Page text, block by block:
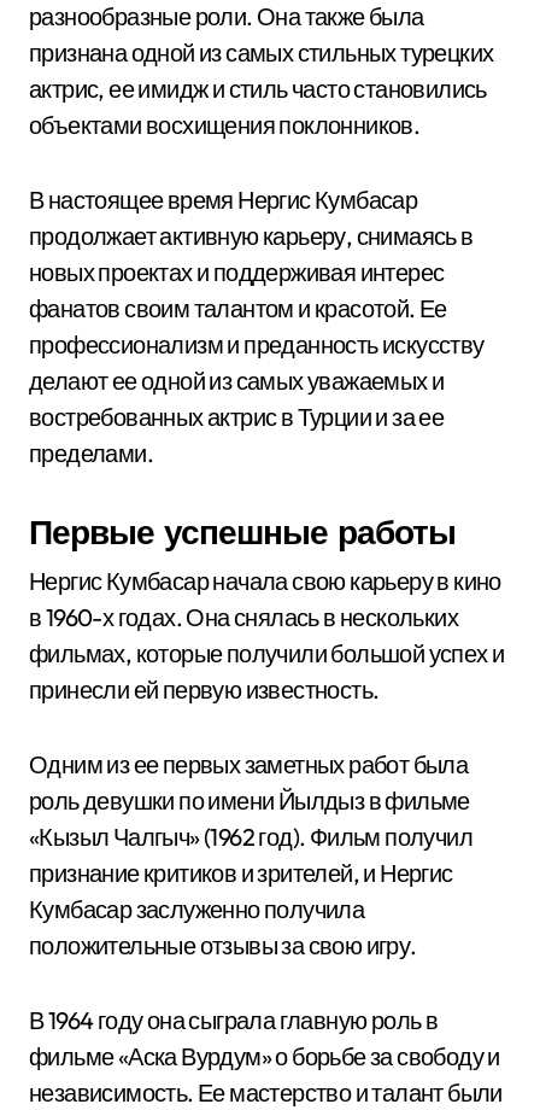
разнообразные роли. Она также была
признана одной из самых стильных турецких
актрис, ее имидж и стиль часто становились
объектами восхищения поклонников.
В настоящее время Нергис Кумбасар
продолжает активную карьеру, снимаясь в
новых проектах и поддерживая интерес
фанатов своим талантом и красотой. Ее
профессионализм и преданность искусству
делают ее одной из самых уважаемых и
востребованных актрис в Турции и за ее
пределами.
Первые успешные работы
Нергис Кумбасар начала свою карьеру в кино
в 1960-х годах. Она снялась в нескольких
фильмах, которые получили большой успех и
принесли ей первую известность.
Одним из ее первых заметных работ была
роль девушки по имени Йылдыз в фильме
«Кызыл Чалгыч» (1962 год). Фильм получил
признание критиков и зрителей, и Нергис
Кумбасар заслуженно получила
положительные отзывы за свою игру.
В 1964 году она сыграла главную роль в
фильме «Аска Вурдум» о борьбе за свободу и
независимость. Ее мастерство и талант были